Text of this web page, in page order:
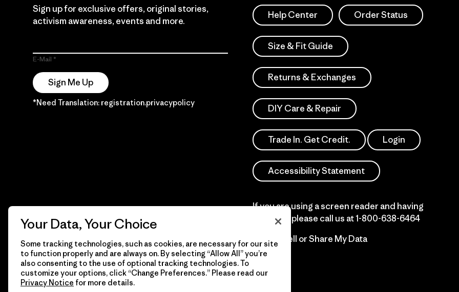
Sign up for exclusive offers, original stories,
activism awareness, events and more.
E-Mail
Sign Me Up
*Need Translation: registration.privacypolicy
Help Center Order Status
Size & Fit Guide
Returns & Exchanges
DIY Care & Repair
Trade In. Get Credit. Login
Accessibility Statement
If you are using a screen reader and having
difficulty please call us at1-800-638-6464
Do Not Sell or Share My Data
© 2026 Patagonia, Inc. Todos los derechos reservados.
Your Data, Your Choice
Some tracking technologies, such as cookies, are necessary for our site
to function properly and are always on. By selecting “Allow All” you’re
also consenting to the use of optional tracking technologies. To
customize your options, click “Change Preferences.” Please read our
Privacy Notice for more details.